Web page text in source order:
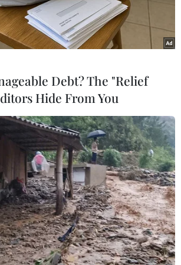
niệm Tướng Qasem Soleimani. (Nguồn:
Al Jazeera)
TTXVN tại Trung Đông, Bộ
ngày 8/1 đã ra tuyên bố kêu gọi
căng thẳng Mỹ-Iran, cho rằng
Debt? The "Relief
Hide From You